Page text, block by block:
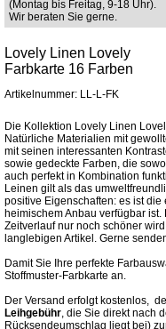
(Montag bis Freitag, 9-18 Uhr).
Wir beraten Sie gerne.
Lovely Linen Lovely
Farbkarte 16 Farben
Artikelnummer: LL-L-FK
Die Kollektion Lovely Linen
Natürliche Materialien mit
mit seinen interessanten
sowie gedeckte Farben, die
auch perfekt in Kombination
Leinen gilt als das
positive Eigenschaften: es ist
heimischem Anbau verfügbar
Zeitverlauf nur noch schöner
langlebigen Artikel. Gerne
Damit Sie Ihre perfekte
Stoffmuster-Farbkarte an.
Der Versand erfolgt kostenlos,
Leihgebühr, die Sie direkt nach
Rücksendeumschlag liegt bei)